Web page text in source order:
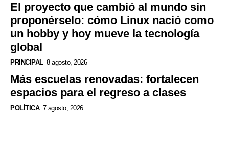
El proyecto que cambió al mundo sin
proponérselo: cómo Linux nació como
un hobby y hoy mueve la tecnología
global
PRINCIPAL 8 agosto, 2026
Más escuelas renovadas: fortalecen
espacios para el regreso a clases
POLÍTICA 7 agosto, 2026